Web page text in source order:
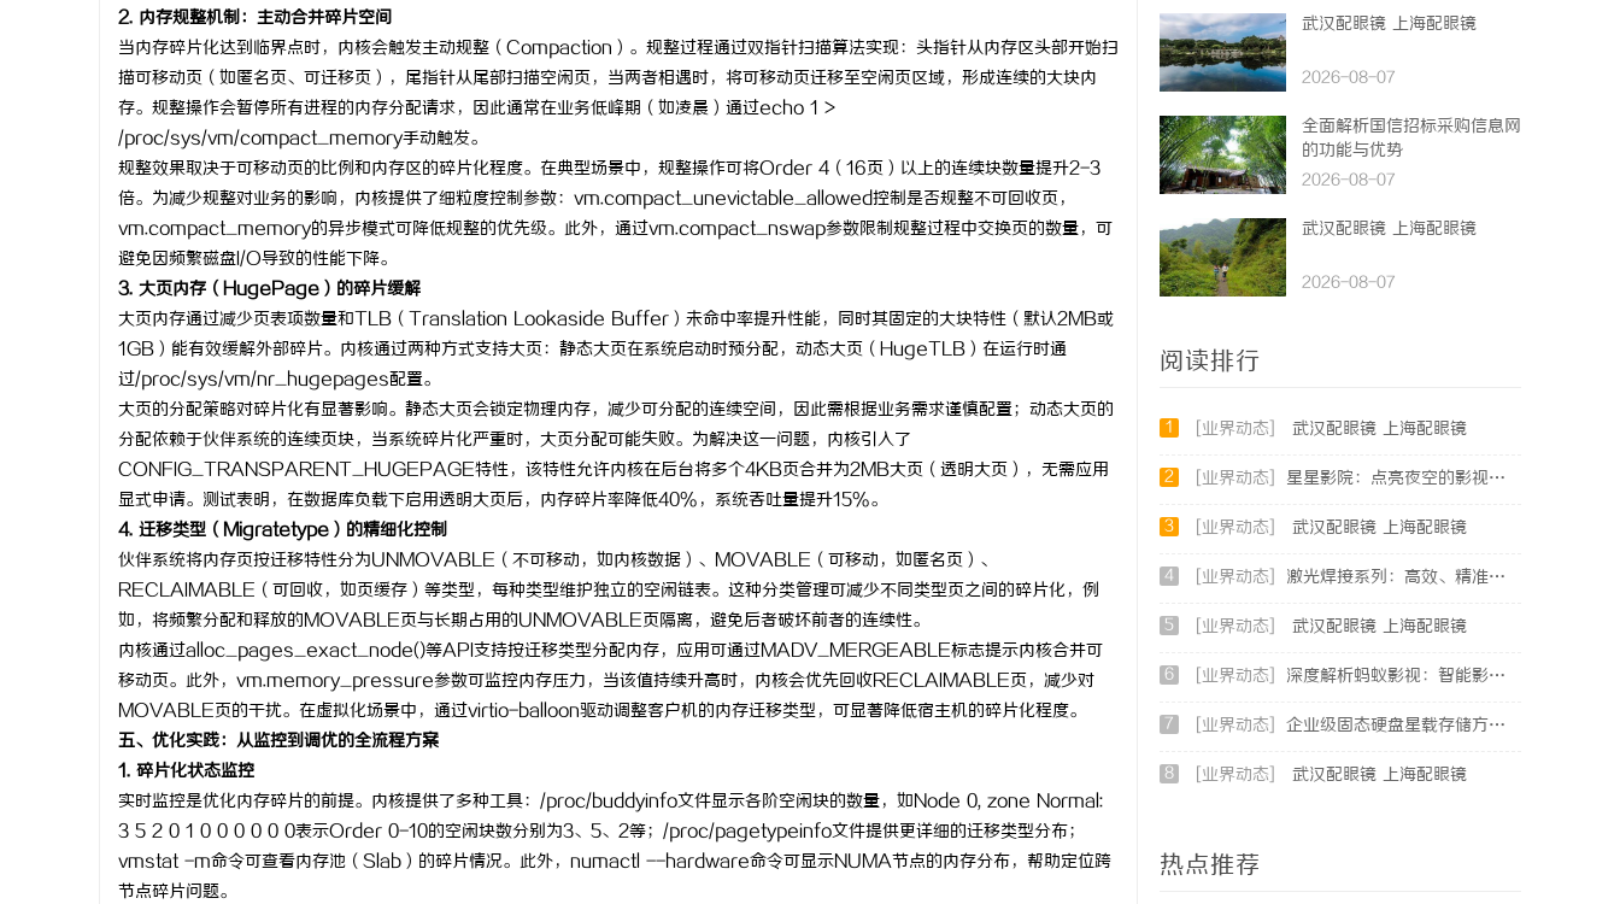
2. 内存规整机制：主动合并碎片空间
当内存碎片化达到临界点时，内核会触发主动规整（Compaction）。规整过程通过双指针扫描算法实现：头指针从内存区头部开始扫
描可移动页（如匿名页、可迁移页），尾指针从尾部扫描空闲页，当两者相遇时，将可移动页迁移至空闲页区域，形成连续的大块内
存。规整操作会暂停所有进程的内存分配请求，因此通常在业务低峰期（如凌晨）通过echo 1 >
/proc/sys/vm/compact_memory手动触发。
规整效果取决于可移动页的比例和内存区的碎片化程度。在典型场景中，规整操作可将Order 4（16页）以上的连续块数量提升2-3
倍。为减少规整对业务的影响，内核提供了细粒度控制参数：vm.compact_unevictable_allowed控制是否规整不可回收页，
vm.compact_memory的异步模式可降低规整的优先级。此外，通过vm.compact_nswap参数限制规整过程中交换页的数量，可
避免因频繁磁盘I/O导致的性能下降。
3. 大页内存（HugePage）的碎片缓解
大页内存通过减少页表项数量和TLB（Translation Lookaside Buffer）未命中率提升性能，同时其固定的大块特性（默认2MB或
1GB）能有效缓解外部碎片。内核通过两种方式支持大页：静态大页在系统启动时预分配，动态大页（HugeTLB）在运行时通
过/proc/sys/vm/nr_hugepages配置。
大页的分配策略对碎片化有显著影响。静态大页会锁定物理内存，减少可分配的连续空间，因此需根据业务需求谨慎配置；动态大页的
分配依赖于伙伴系统的连续页块，当系统碎片化严重时，大页分配可能失败。为解决这一问题，内核引入了
CONFIG_TRANSPARENT_HUGEPAGE特性，该特性允许内核在后台将多个4KB页合并为2MB大页（透明大页），无需应用
显式申请。测试表明，在数据库负载下启用透明大页后，内存碎片率降低40%，系统吞吐量提升15%。
4. 迁移类型（Migratetype）的精细化控制
伙伴系统将内存页按迁移特性分为UNMOVABLE（不可移动，如内核数据）、MOVABLE（可移动，如匿名页）、
RECLAIMABLE（可回收，如页缓存）等类型，每种类型维护独立的空闲链表。这种分类管理可减少不同类型页之间的碎片化，例
如，将频繁分配和释放的MOVABLE页与长期占用的UNMOVABLE页隔离，避免后者破坏前者的连续性。
内核通过alloc_pages_exact_node()等API支持按迁移类型分配内存，应用可通过MADV_MERGEABLE标志提示内核合并可
移动页。此外，vm.memory_pressure参数可监控内存压力，当该值持续升高时，内核会优先回收RECLAIMABLE页，减少对
MOVABLE页的干扰。在虚拟化场景中，通过virtio-balloon驱动调整客户机的内存迁移类型，可显著降低宿主机的碎片化程度。
五、优化实践：从监控到调优的全流程方案
1. 碎片化状态监控
实时监控是优化内存碎片的前提。内核提供了多种工具：/proc/buddyinfo文件显示各阶空闲块的数量，如Node 0, zone Normal:
3 5 2 0 1 0 0 0 0 0 0表示Order 0-10的空闲块数分别为3、5、2等；/proc/pagetypeinfo文件提供更详细的迁移类型分布；
vmstat -m命令可查看内存池（Slab）的碎片情况。此外，numactl --hardware命令可显示NUMA节点的内存分布，帮助定位跨
节点碎片问题。
武汉配眼镜 上海配眼镜
2026-08-07
全面解析国信招标采购信息网
的功能与优势
2026-08-07
武汉配眼镜 上海配眼镜
2026-08-07
阅读排行
1 [业界动态] 武汉配眼镜 上海配眼镜
2 [业界动态] 星星影院：点亮夜空的影视盛宴，打造极致观影体验
3 [业界动态] 武汉配眼镜 上海配眼镜
4 [业界动态] 激光焊接系列：高效、精准及环保的制造解决方案
5 [业界动态] 武汉配眼镜 上海配眼镜
6 [业界动态] 深度解析蚂蚁影视：智能影视平台的未来趋势与优势
7 [业界动态] 企业级固态硬盘星载存储方案选购指南
8 [业界动态] 武汉配眼镜 上海配眼镜
热点推荐